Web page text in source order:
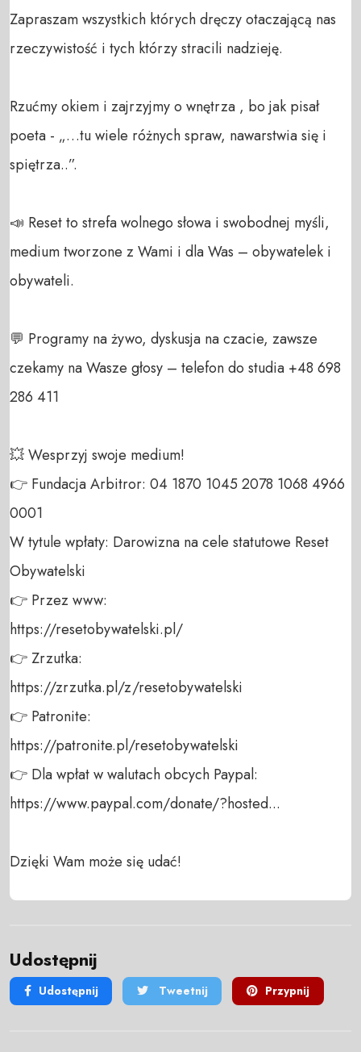
Zapraszam wszystkich których dręczy otaczającą nas
rzeczywistość i tych którzy stracili nadzieję.
Rzućmy okiem i zajrzyjmy o wnętrza , bo jak pisał
poeta - „…tu wiele różnych spraw, nawarstwia się i
spiętrza..”.
📣 Reset to strefa wolnego słowa i swobodnej myśli,
medium tworzone z Wami i dla Was – obywatelek i
obywateli.
💬 Programy na żywo, dyskusja na czacie, zawsze
czekamy na Wasze głosy – telefon do studia +48 698
286 411
💥 Wesprzyj swoje medium!
👉 Fundacja Arbitror: 04 1870 1045 2078 1068 4966
0001
W tytule wpłaty: Darowizna na cele statutowe Reset
Obywatelski
👉 Przez www:
https://resetobywatelski.pl/
👉 Zrzutka:
https://zrzutka.pl/z/resetobywatelski
👉 Patronite:
https://patronite.pl/resetobywatelski
👉 Dla wpłat w walutach obcych Paypal:
https://www.paypal.com/donate/?hosted...
Dzięki Wam może się udać!
Udostępnij
Udostępnij Tweetnij Przypnij